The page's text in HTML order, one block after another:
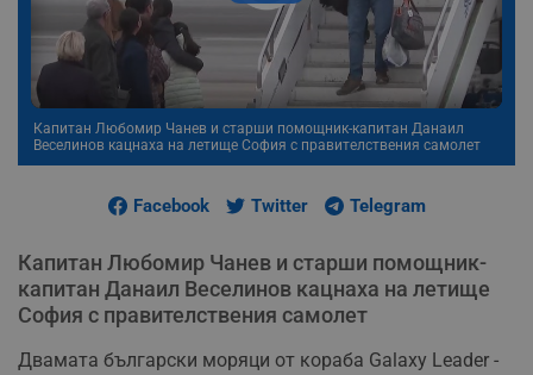
Капитан Любомир Чанев и старши помощник-капитан Данаил
Веселинов кацнаха на летище София с правителствения самолет
Facebook Twitter Telegram
Капитан Любомир Чанев и старши помощник-
капитан Данаил Веселинов кацнаха на летище
София с правителствения самолет
Двамата български моряци от кораба Galaxy Leader -